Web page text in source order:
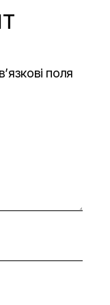
поля